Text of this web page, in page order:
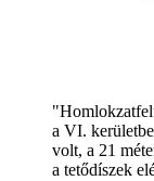
a VI.
volt, a 21
a tetődíszek